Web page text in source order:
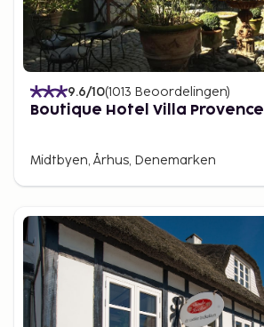
9.6/10(1013 Beoordelingen)
Boutique Hotel Villa Provence
Midtbyen, Århus, Denemarken